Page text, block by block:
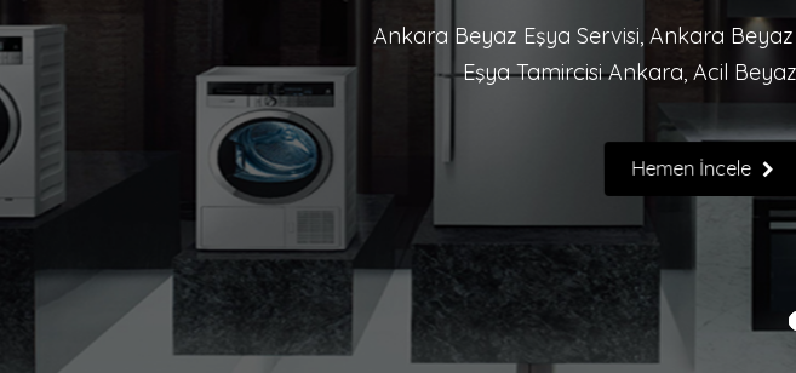
Ankara Beyaz Eşya Servisi, Ankara
Eşya Tamircisi Ankara, Acil
Hemen İncele